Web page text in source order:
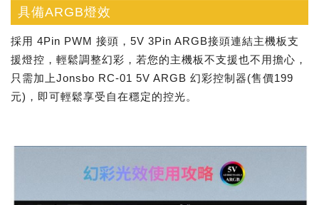
具備ARGB燈效
採用 4Pin PWM 接頭，5V 3Pin ARGB接頭連結主機板支
援燈控，輕鬆調整幻彩，若您的主機板不支援也不用擔心，
只需加上Jonsbo RC-01 5V ARGB 幻彩控制器(售價199
元)，即可輕鬆享受自在穩定的控光。